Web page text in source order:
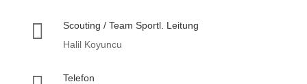

Scouting / Team Sportl. Leitung
Halil Koyuncu
Telefon